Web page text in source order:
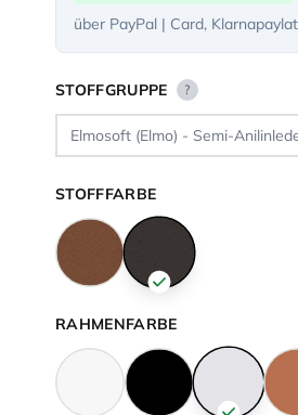
über PayPal | Card,
STOFFGRUPPE ?
STOFFFARBE
RAHMENFARBE